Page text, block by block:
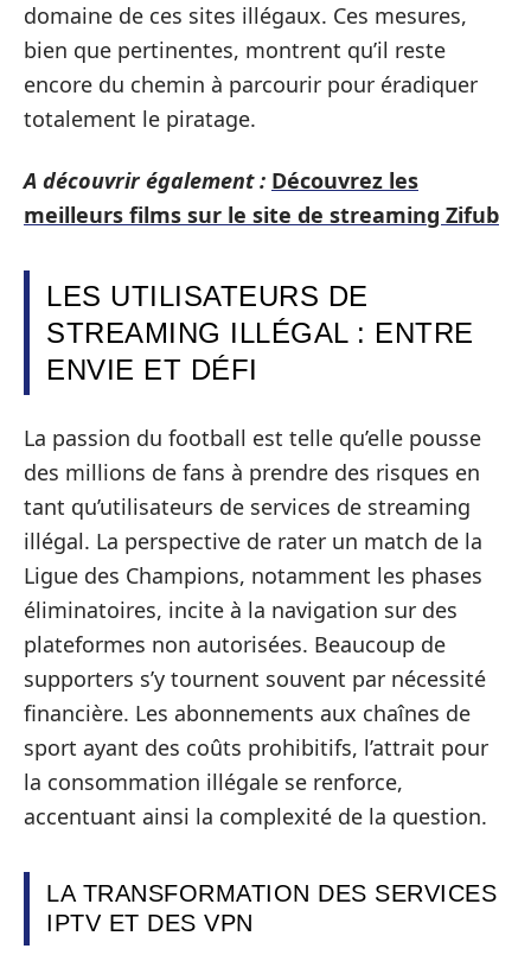
domaine de ces sites illégaux. Ces mesures,
bien que pertinentes, montrent qu’il reste
encore du chemin à parcourir pour éradiquer
totalement le piratage.
A découvrir également : Découvrez les
meilleurs films sur le site de streaming Zifub
LES UTILISATEURS DE
STREAMING ILLÉGAL : ENTRE
ENVIE ET DÉFI
La passion du football est telle qu’elle pousse
des millions de fans à prendre des risques en
tant qu’utilisateurs de services de streaming
illégal. La perspective de rater un match de la
Ligue des Champions, notamment les phases
éliminatoires, incite à la navigation sur des
plateformes non autorisées. Beaucoup de
supporters s’y tournent souvent par nécessité
financière. Les abonnements aux chaînes de
sport ayant des coûts prohibitifs, l’attrait pour
la consommation illégale se renforce,
accentuant ainsi la complexité de la question.
LA TRANSFORMATION DES SERVICES
IPTV ET DES VPN